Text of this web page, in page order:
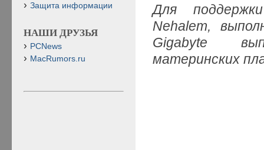
Для
Nehalem,
Gigabyte
материнских
Защита информации
НАШИ ДРУЗЬЯ
PCNews
MacRumors.ru